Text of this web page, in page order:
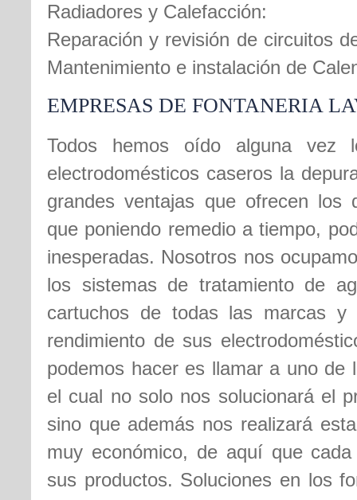
Radiadores y Calefacción:
Reparación y revisión de circuitos
Mantenimiento e instalación de
EMPRESAS DE FONTANERIA
Todos hemos oído alguna vez
electrodomésticos caseros la
grandes ventajas que ofrecen los
que poniendo remedio a tiempo,
inesperadas. Nosotros nos
los sistemas de tratamiento de
cartuchos de todas las marcas
rendimiento de sus
podemos hacer es llamar a uno de
el cual no solo nos solucionará el
sino que además nos realizará
muy económico, de aquí que
sus productos. Soluciones en los